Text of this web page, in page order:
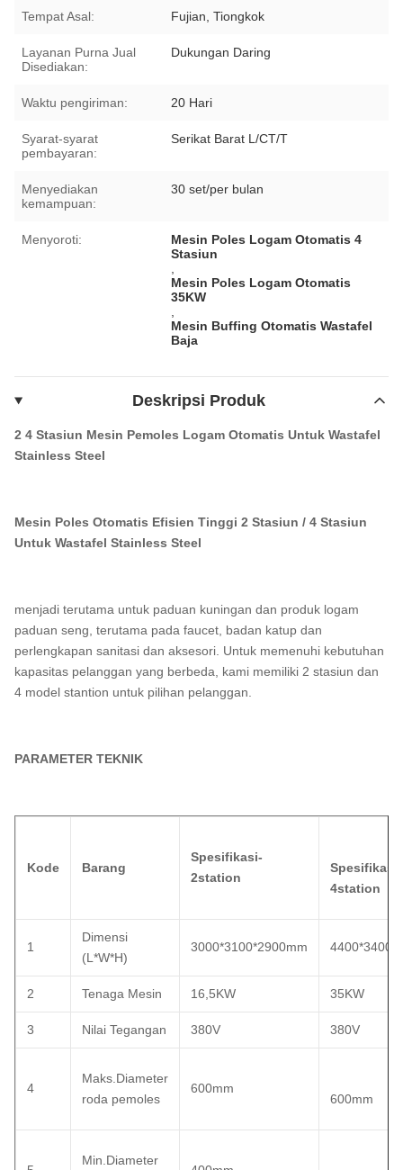
Tempat Asal: Fujian, Tiongkok
Layanan Purna Jual
Disediakan:
Dukungan Daring
Waktu pengiriman: 20 Hari
Syarat-syarat
pembayaran:
Serikat Barat L/CT/T
Menyediakan
kemampuan:
30 set/per bulan
Menyoroti:
Mesin Poles Logam Otomatis 4
Stasiun
Mesin Poles Logam Otomatis
35KW
Mesin Buffing Otomatis Wastafel
Baja
Deskripsi Produk
2 4 Stasiun Mesin Pemoles Logam Otomatis Untuk Wastafel
Stainless Steel
Mesin Poles Otomatis Efisien Tinggi 2 Stasiun / 4 Stasiun
Untuk Wastafel Stainless Steel
menjadi terutama untuk paduan kuningan dan produk logam
paduan seng, terutama pada faucet, badan katup dan
perlengkapan sanitasi dan aksesori. Untuk memenuhi kebutuhan
kapasitas pelanggan yang berbeda, kami memiliki 2 stasiun dan
4 model stantion untuk pilihan pelanggan.
PARAMETER TEKNIK
Kode Barang
Spesifikasi-
2station
Spesifikasi-
4station
1
Dimensi
(L*W*H)
3000*3100*2900mm
2 Tenaga Mesin 16,5KW 35KW
3 Nilai Tegangan 380V 380V
4
Maks.Diameter
roda pemoles
600mm
600mm
Min.Diameter